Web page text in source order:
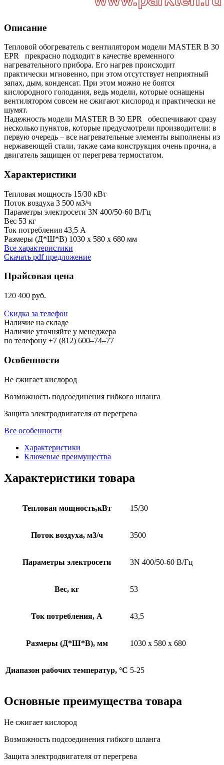
Описание
Тепловой обогреватель с вентилятором модели MASTER B 30
EPR прекрасно подходит в качестве временного
нагревательного прибора. Его нагрев происходит
практически мгновенно, при этом отсутствует неприятный
запах, дым, конденсат. При этом можно не боятся
кислородного голодания, ведь модели, которые оснащены
вентилятором совсем не сжигают кислород и практически не
шумят.
Надежность модели MASTER B 30 EPR обеспечивают сразу
несколько пунктов, которые предусмотрели производители: в
первую очередь – все нагревательные элементы выполнены из
нержавеющей стали, также сама конструкция очень прочна, а
двигатель защищен от перегрева термостатом.
Характеристики
Тепловая мощность 15/30 кВт
Поток воздуха 3 500 м3/ч
Параметры электросети 3N 400/50-60 В/Гц
Вес 53 кг
Ток потребления 43,5 А
Размеры (Д*Ш*В) 1030 x 580 x 680 мм
Все характеристики
Скачать pdf предложение
Прайсовая цена
120 400 руб.
Скидка за телефон
Наличие на складе
Наличие уточняйте у менеджера
по телефону +7 (812) 600–74–77
Особенности
Не сжигает кислород
Возможность подсоединения гибкого шланга
Защита электродвигателя от перегрева
Все особенности
Характеристики
Ключевые преимущества
Характеристики товара
Тепловая мощность,кВт 15/30
Поток воздуха, м3/ч 3500
Параметры электросети 3N 400/50-60 В/Гц
Вес, кг 53
Ток потребления, А 43,5
Размеры (Д*Ш*В), мм 1030 x 580 x 680
Диапазон рабочих температур, °C 5-25
Основные преимущества товара
Не сжигает кислород
Возможность подсоединения гибкого шланга
Защита электродвигателя от перегрева